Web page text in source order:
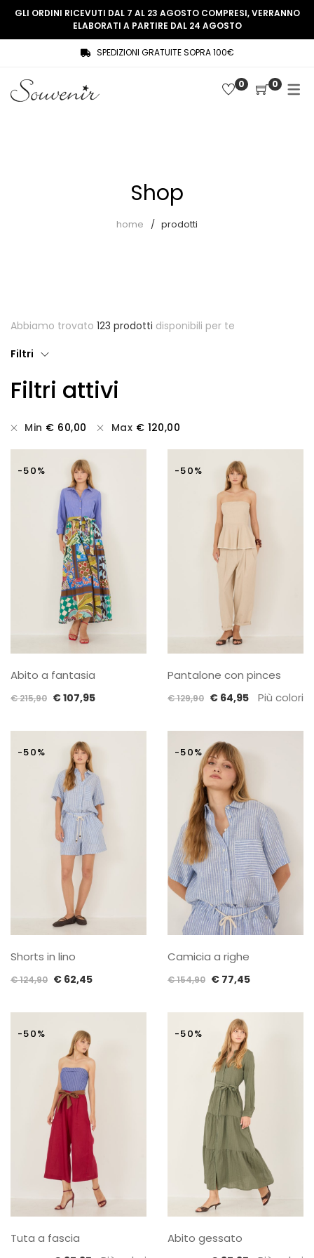
SHOP
Souvenir Privée
Maglie
Pantaloni
Gift Card
COLLEZIONE
THREE WOMEN, ONE MEMORY
GLI ORDINI RICEVUTI DAL 7 AL 23 AGOSTO COMPRESI, VERRANNO
ELABORATI A PARTIRE DAL 24 AGOSTO
SPEDIZIONI GRATUITE SOPRA 100€
0 0
Shop
home prodotti
Abbiamo trovato 123 prodotti disponibili per te
Filtri
Filtri attivi
Min € 60,00 Max € 120,00
-50%
Abito a fantasia
€215,90 Il
originale
era:
€ 215,90.
€107,95Il
attuale
-50%
Pantalone con pinces
€129,90 Il
originale
era:
€ 129,90.
€ 64,95Il
attuale
Più colori
-50%
Shorts in lino
€124,90 Il
originale
€ 124,90.
€ 62,45Il
attuale
-50%
Camicia a righe
€154,90 Il
originale
era:
€ 154,90.
€ 77,45Il
attuale
-50%
Tuta a fascia
-50%
Abito gessato